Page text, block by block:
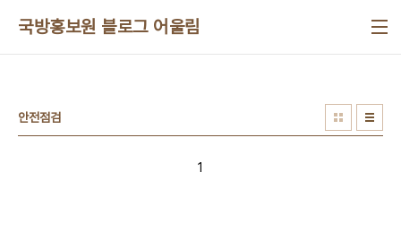
국방홍보원 블로그 어울림
안전점검
1